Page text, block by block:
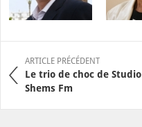
ARTICLE PRÉCÉDENT
Le trio de choc de Studio
Shems Fm